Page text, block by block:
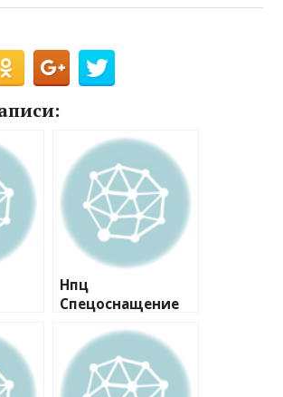
Нпц
Спецоснащение